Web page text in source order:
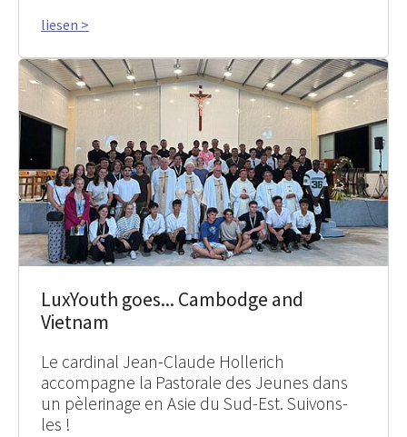
liesen >
LuxYouth goes... Cambodge and
Vietnam
Le cardinal Jean-Claude Hollerich
accompagne la Pastorale des Jeunes dans
un pèlerinage en Asie du Sud-Est. Suivons-
les !